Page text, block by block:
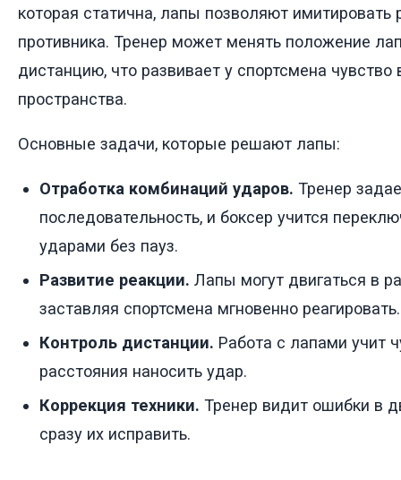
которая статична, лапы позволяют
противника. Тренер может менять положение
дистанцию, что развивает у спортсмена чувство
пространства.
Основные задачи, которые решают лапы:
Отработка комбинаций ударов. Тренер
последовательность, и боксер учится
ударами без пауз.
Развитие реакции. Лапы могут двигаться в
заставляя спортсмена мгновенно реагировать.
Контроль дистанции. Работа с лапами учит
расстояния наносить удар.
Коррекция техники. Тренер видит ошибки в
сразу их исправить.